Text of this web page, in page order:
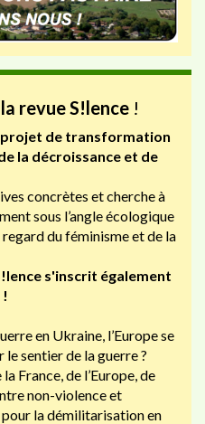
revue S!lence !
projet de transformation
la décroissance et de
concrètes et cherche à
sous l’angle écologique
du féminisme et de la
s'inscrit également
en Ukraine, l’Europe se
sentier de la guerre ?
France, de l’Europe, de
non-violence et
la démilitarisation en